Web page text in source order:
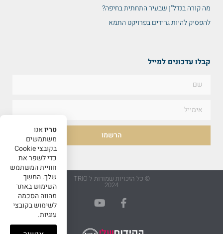
מה קורה בנדל"ן שבעיר התחתית בחיפה?
להפסיק להיות גרידים בפרויקט התמא
קבלו עדכונים למייל
הרשמו
© כל הזכויות שמורות ל TRIO
2024
טריואנו
משתמשים
בקובצי Cookie
כדי לשפר את
חוויית המשתמש
שלך. המשך
השימוש באתר
מהווה הסכמה
לשימוש בקובצי
עוגיות.